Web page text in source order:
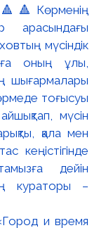
арасындағы
мүсіндік
оның ұлы,
шығармалары
тоғысуы
мүсін
қала мен
кеңістігінде
дейін
кураторы –